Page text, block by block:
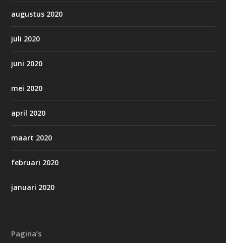
augustus 2020
juli 2020
juni 2020
mei 2020
april 2020
maart 2020
februari 2020
januari 2020
Pagina’s